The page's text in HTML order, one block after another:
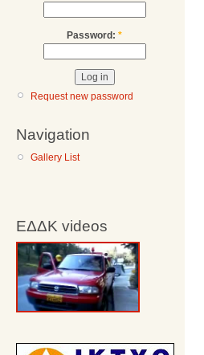
Password: *
Request new password
Navigation
Gallery List
ΕΔΔΚ videos